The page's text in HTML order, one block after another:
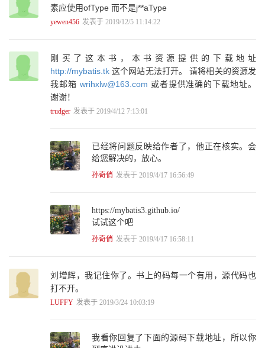
6.1.3 鉴别器映射 156
6.2 存储过程 159
6.2.3 第三个和第四个存储过程 166
6.2.4 在Oracle中使用游标参数的存储过程 168
6.3 使用枚举或其他对象 170
6.3.1 使用MyBatis提供的枚举处理器 170
6.3.2 使用自定义的类型处理器 172
6.3.3 对Java 8日期（JSR-310）的支持 175
第7章 MyBatis缓存配置 177
7.1 一级缓存 178
7.2 二级缓存 181
7.2.1 配置二级缓存 181
7.4 集成Redis缓存 190
7.5 脏数据的产生和避免 191
7.6 二级缓存适用场景 194
8.1 拦截器接口介绍 196
8.2 拦截器签名介绍 198
8.2.1 Executor接口 198
8.2.2 ParameterHandler接口 200
8.2.4 StatementHandler接口 202
8.3 下画线键值转小写驼峰形式插件 203
素应使用ofType 而不是j**aType
yewen456 发表于 2019/12/5 11:14:22
刚买了这本书，本书资源提供的下载地址
http://mybatis.tk 这个网站无法打开。 请将相关的资源发
我邮箱 wrihxlw@163.com 或者提供准确的下载地址。
谢谢！
trudger 发表于 2019/4/12 7:13:01
已经将问题反映给作者了，他正在核实。会
给您解决的，放心。
孙奇俏 发表于 2019/4/17 16:56:49
https://mybatis3.github.io/
试试这个吧
孙奇俏 发表于 2019/4/17 16:58:11
刘增辉，我记住你了。书上的码每一个有用，源代码也
打不开。
LUFFY 发表于 2019/3/24 10:03:19
我看你回复了下面的源码下载地址，所以你